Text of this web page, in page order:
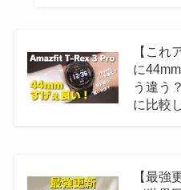
【これ
に
う違う
に比較
【最強